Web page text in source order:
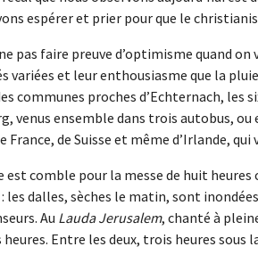
espérer et prier pour que le
pas faire preuve d’optimisme quand
variées et leur enthousiasme que la
communes proches d’Echternach, les
venus ensemble dans trois autobus, ou
France, de Suisse et même d’Irlande,
est comble pour la messe de huit
les dalles, sèches le matin, sont
Au Lauda Jerusalem, chanté à
Entre les deux, trois heures sous